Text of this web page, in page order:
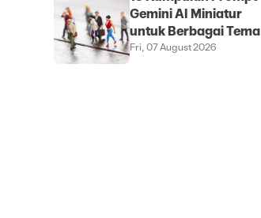
Gemini AI Miniatur
untuk Berbagai Tema
Fri, 07 August 2026